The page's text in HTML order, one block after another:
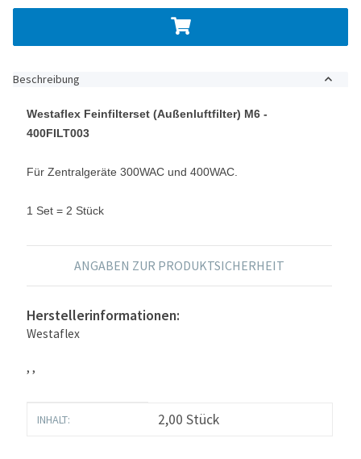
Beschreibung
Westaflex Feinfilterset (Außenluftfilter) M6 -
400FILT003
Für Zentralgeräte 300WAC und 400WAC.
1 Set = 2 Stück
ANGABEN ZUR PRODUKTSICHERHEIT
Herstellerinformationen:
Westaflex
, ,
Produkteigenschaft
Wert
INHALT: 2,00 Stück